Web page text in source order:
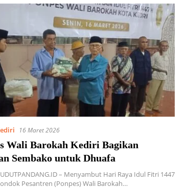
16 Maret 2026
Wali Barokah Kediri Bagikan
Sembako untuk Dhuafa
– Menyambut Hari Raya Idul Fitri 1447
Pesantren (Ponpes) Wali Barokah…